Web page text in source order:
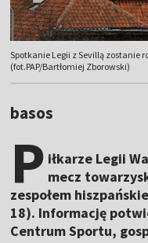
Spotkanie Legii z Sevillą zostanie
(fot.PAP/Bartłomiej Zborowski)
basos
P iłkarze Legii
mecz
zespołem
18). Informację
Centrum Sportu,